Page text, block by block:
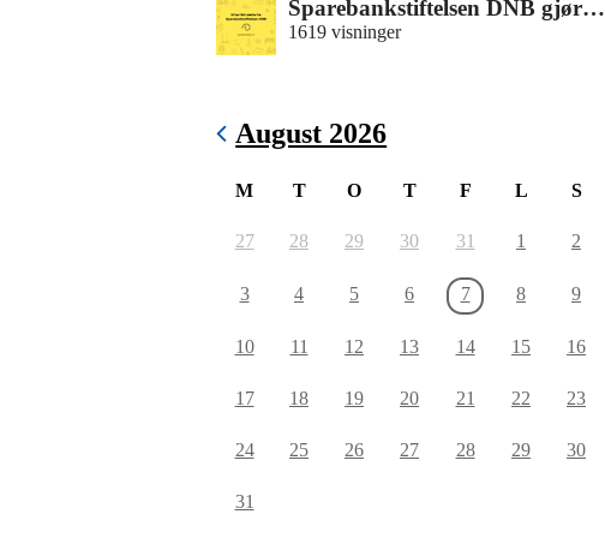
Sparebankstiftelsen DNB gjør…
1619 visninger
August 2026
M T O T F L S
27 28 29 30 31 1 2
3 4 5 6 7 8 9
10 11 12 13 14 15 16
17 18 19 20 21 22 23
24 25 26 27 28 29 30
31